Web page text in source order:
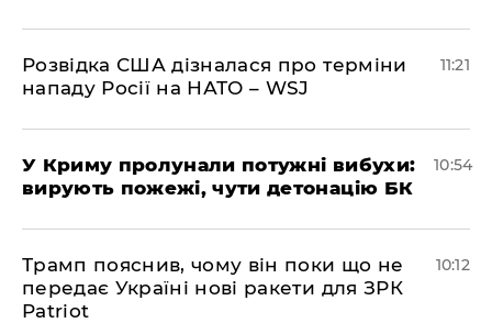
Розвідка США дізналася про терміни
нападу Росії на НАТО – WSJ
11:21
У Криму пролунали потужні вибухи:
вирують пожежі, чути детонацію БК
10:54
Трамп пояснив, чому він поки що не
передає Україні нові ракети для ЗРК
Patriot
10:12